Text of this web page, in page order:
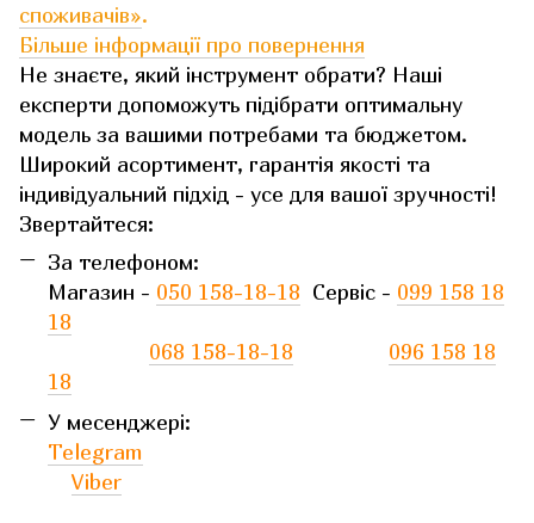
споживачів».
Більше інформації про повернення
Не знаєте, який інструмент обрати? Наші
експерти допоможуть підібрати оптимальну
модель за вашими потребами та бюджетом.
Широкий асортимент, гарантія якості та
індивідуальний підхід - усе для вашої зручності!
Звертайтеся:
За телефоном:
Магазин - 050 158-18-18 Сервіс - 099 158 18
18
068 158-18-18
096 158 18
18
У месенджері:
Telegram
Viber